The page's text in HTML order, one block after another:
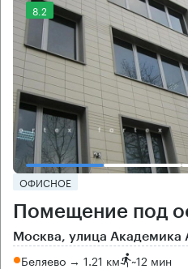
8.2
ОФИСНОЕ
Помещение под
Москва, улица Академика
Беляево → 1.21 км ~12 мин